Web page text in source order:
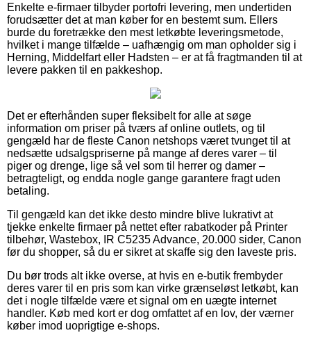
Enkelte e-firmaer tilbyder portofri levering, men undertiden
forudsætter det at man køber for en bestemt sum. Ellers
burde du foretrække den mest letkøbte leveringsmetode,
hvilket i mange tilfælde – uafhængig om man opholder sig i
Herning, Middelfart eller Hadsten – er at få fragtmanden til at
levere pakken til en pakkeshop.
Det er efterhånden super fleksibelt for alle at søge
information om priser på tværs af online outlets, og til
gengæld har de fleste Canon netshops været tvunget til at
nedsætte udsalgspriserne på mange af deres varer – til
piger og drenge, lige så vel som til herrer og damer –
betragteligt, og endda nogle gange garantere fragt uden
betaling.
Til gengæld kan det ikke desto mindre blive lukrativt at
tjekke enkelte firmaer på nettet efter rabatkoder på Printer
tilbehør, Wastebox, IR C5235 Advance, 20.000 sider, Canon
før du shopper, så du er sikret at skaffe sig den laveste pris.
Du bør trods alt ikke overse, at hvis en e-butik frembyder
deres varer til en pris som kan virke grænseløst letkøbt, kan
det i nogle tilfælde være et signal om en uægte internet
handler. Køb med kort er dog omfattet af en lov, der værner
køber imod uoprigtige e-shops.